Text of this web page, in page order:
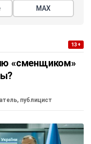
МАХ
13+
«сменщиком»
публицист